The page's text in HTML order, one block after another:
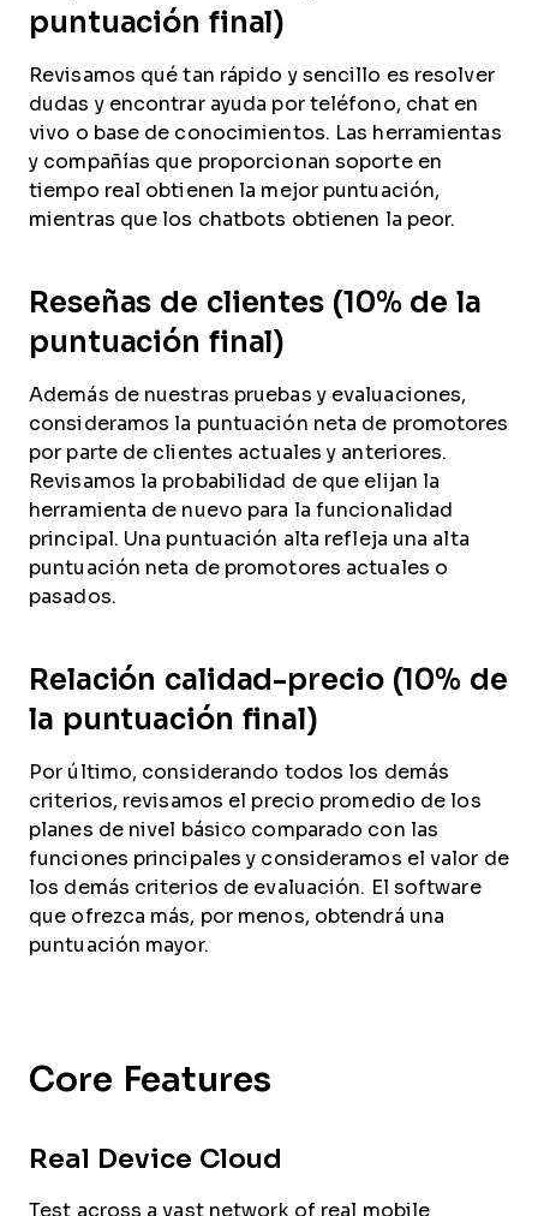
puntuación final)
Revisamos qué tan rápido y sencillo es resolver
dudas y encontrar ayuda por teléfono, chat en
vivo o base de conocimientos. Las herramientas
y compañías que proporcionan soporte en
tiempo real obtienen la mejor puntuación,
mientras que los chatbots obtienen la peor.
Reseñas de clientes (10% de la
puntuación final)
Además de nuestras pruebas y evaluaciones,
consideramos la puntuación neta de promotores
por parte de clientes actuales y anteriores.
Revisamos la probabilidad de que elijan la
herramienta de nuevo para la funcionalidad
principal. Una puntuación alta refleja una alta
puntuación neta de promotores actuales o
pasados.
Relación calidad-precio (10% de
la puntuación final)
Por último, considerando todos los demás
criterios, revisamos el precio promedio de los
planes de nivel básico comparado con las
funciones principales y consideramos el valor de
los demás criterios de evaluación. El software
que ofrezca más, por menos, obtendrá una
puntuación mayor.
Core Features
Real Device Cloud
Test across a vast network of real mobile